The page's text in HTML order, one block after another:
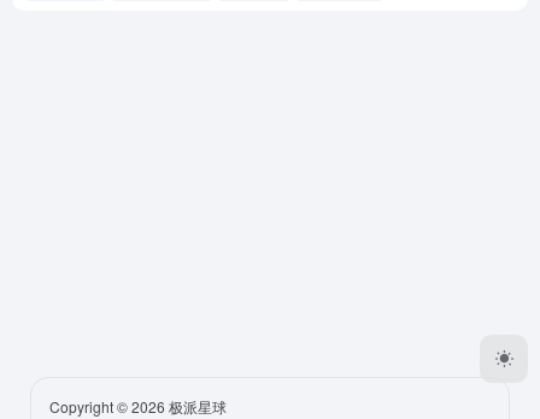
Copyright © 2026 极派星球